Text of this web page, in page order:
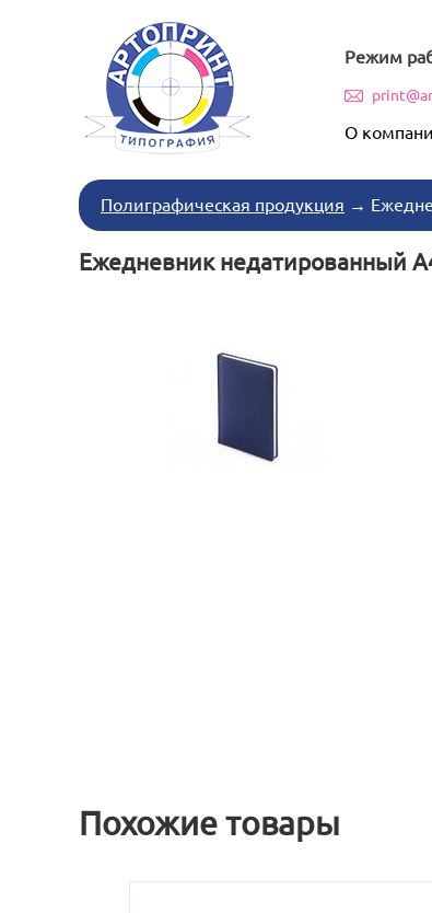
Режим
О
Полиграфическая продукция →
Ежедневник недатированный
Похожие товары